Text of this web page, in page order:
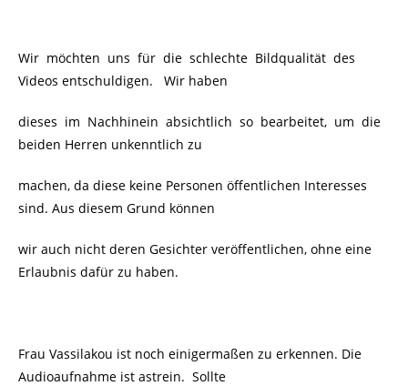
Wir möchten uns für die schlechte Bildqualität des
Videos entschuldigen. Wir haben
dieses im Nachhinein absichtlich so bearbeitet, um die
beiden Herren unkenntlich zu
machen, da diese keine Personen öffentlichen Interesses
sind. Aus diesem Grund können
wir auch nicht deren Gesichter veröffentlichen, ohne eine
Erlaubnis dafür zu haben.
Frau Vassilakou ist noch einigermaßen zu erkennen. Die
Audioaufnahme ist astrein. Sollte